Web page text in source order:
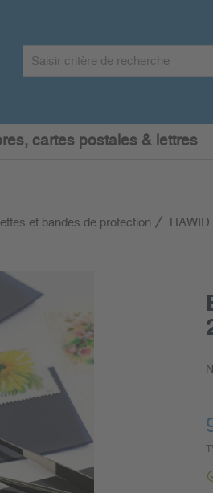
cartes postales & lettres
et bandes de protection
HAWID